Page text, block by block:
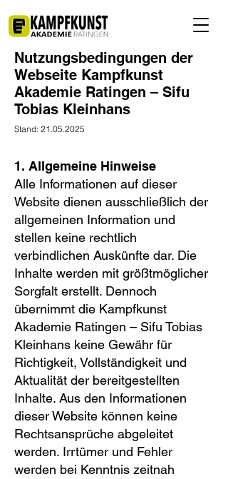
Nutzungsbedingungen der
Webseite Kampfkunst
Akademie Ratingen – Sifu
Tobias Kleinhans
Stand: 21.05.2025
1. Allgemeine Hinweise
Alle Informationen auf dieser
Website dienen ausschließlich der
allgemeinen Information und
stellen keine rechtlich
verbindlichen Auskünfte dar. Die
Inhalte werden mit größtmöglicher
Sorgfalt erstellt. Dennoch
übernimmt die Kampfkunst
Akademie Ratingen – Sifu Tobias
Kleinhans keine Gewähr für
Richtigkeit, Vollständigkeit und
Aktualität der bereitgestellten
Inhalte. Aus den Informationen
dieser Website können keine
Rechtsansprüche abgeleitet
werden. Irrtümer und Fehler
werden bei Kenntnis zeitnah